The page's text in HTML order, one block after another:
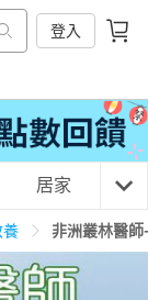
登入
民生用品
居家 3C
養 非洲叢林醫